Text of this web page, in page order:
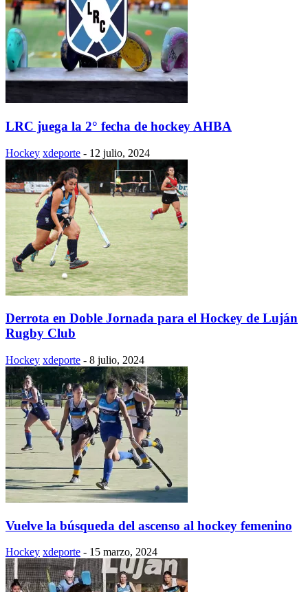
LRC juega la 2° fecha de hockey AHBA
Hockey xdeporte - 12 julio, 2024
Derrota en Doble Jornada para el Hockey de Luján
Rugby Club
Hockey xdeporte - 8 julio, 2024
Vuelve la búsqueda del ascenso al hockey femenino
Hockey xdeporte - 15 marzo, 2024